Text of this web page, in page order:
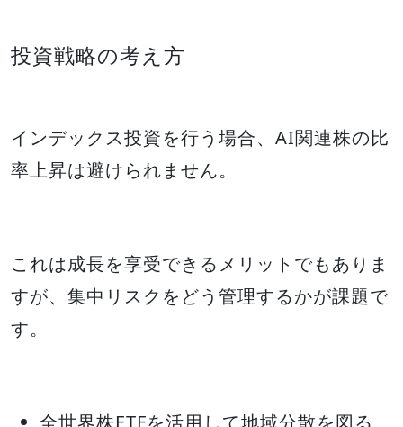
投資戦略の考え方
インデックス投資を行う場合、AI関連株の比
率上昇は避けられません。
これは成長を享受できるメリットでもありま
すが、集中リスクをどう管理するかが課題で
す。
全世界株ETFを活用して地域分散を図る